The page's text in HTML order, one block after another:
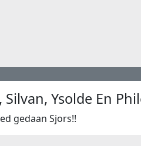
Ysolde En
gedaan Sjors!!